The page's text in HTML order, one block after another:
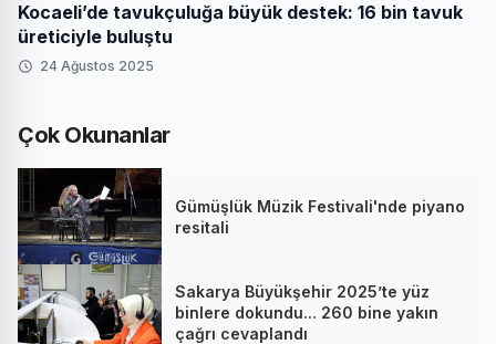
Kocaeli’de tavukçuluğa büyük destek: 16 bin tavuk
üreticiyle buluştu
24 Ağustos 2025
Çok Okunanlar
Gümüşlük Müzik Festivali'nde piyano
resitali
Sakarya Büyükşehir 2025’te yüz
binlere dokundu... 260 bine yakın
çağrı cevaplandı